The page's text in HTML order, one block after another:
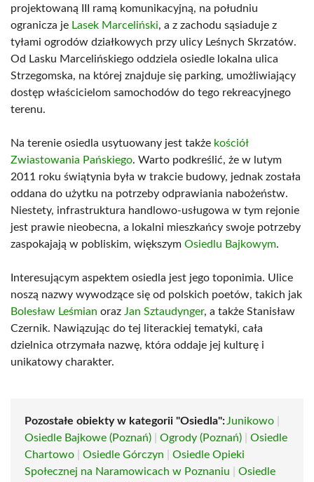
projektowaną III ramą komunikacyjną, na południu
ogranicza je Lasek Marceliński, a z zachodu sąsiaduje z
tyłami ogrodów działkowych przy ulicy Leśnych Skrzatów.
Od Lasku Marcelińskiego oddziela osiedle lokalna ulica
Strzegomska, na której znajduje się parking, umożliwiający
dostęp właścicielom samochodów do tego rekreacyjnego
terenu.
Na terenie osiedla usytuowany jest także kościół
Zwiastowania Pańskiego. Warto podkreślić, że w lutym
2011 roku świątynia była w trakcie budowy, jednak została
oddana do użytku na potrzeby odprawiania nabożeństw.
Niestety, infrastruktura handlowo-usługowa w tym rejonie
jest prawie nieobecna, a lokalni mieszkańcy swoje potrzeby
zaspokajają w pobliskim, większym Osiedlu Bajkowym.
Interesującym aspektem osiedla jest jego toponimia. Ulice
noszą nazwy wywodzące się od polskich poetów, takich jak
Bolesław Leśmian oraz Jan Sztaudynger, a także Stanisław
Czernik. Nawiązując do tej literackiej tematyki, cała
dzielnica otrzymała nazwę, która oddaje jej kulturę i
unikatowy charakter.
Pozostałe obiekty w kategorii "Osiedla": Junikowo
Osiedle Bajkowe (Poznań)
Ogrody (Poznań)
Osiedle
Chartowo
Osiedle Górczyn
Osiedle Opieki
Społecznej na Naramowicach w Poznaniu
Osiedle